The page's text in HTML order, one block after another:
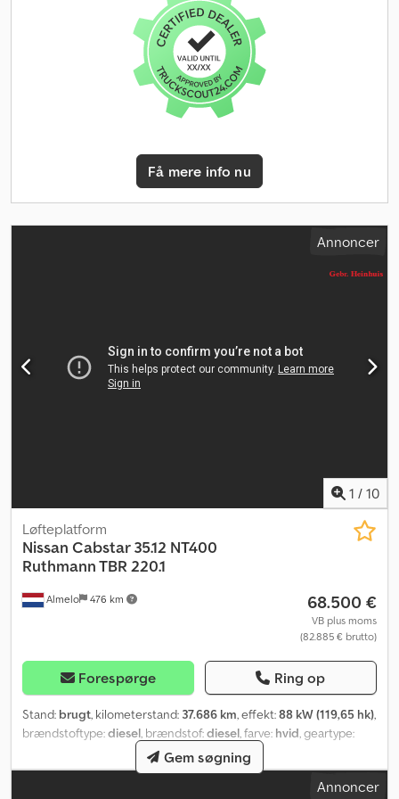
gear). Tilladt totalvægt: 3500 kg. Aksellast: 1: 1750 kg. 2: 2200 kg.
Euro 6 (AdBlue). 3 siddepladser. Radio/CD. Chjdpfx Aiszp Id Tezoa
Elektriske vindueshejs. Akselafstand: 3400 mm. Dæk: 195/70R15 (80
% dækmønster). GSR B240PX. Årgang: 2018. Driftstimer: 2784.
Maks. løftekapacitet i arbejdskurv: 250 kg / 2 personer + 90 kg.
Maks. sidekraft: 400 N. Maks. vindhastighed: 12,5 m/s. 4-punkts
støtteben. Drejbar arbejdskurv. Maks. arbejdshøjde: 24 meter.
2100 mm. H: 2750 mm. ID-nr.: 422. For alle annoncer, tilbud og
forespørgsler fra Heinhuis samt for alle af Heinhuis indgåede
kontrakter og de forudgående forhandlinger gælder Heinhuis'
accepterer du gyldigheden af Heinhuis' almindelige
forretningsbetingelser og bekræfter, at du har gjort dig bekendt
med disse betingelser. Vores priser er nettoeksportpriser. =
yderligere information:
Få mere info nu
Annoncer
1 / 10
Almelo 476 km
Løfteplatform
Nissan Cabstar 35.12 NT400
Ruthmann TBR 220.1
68.500 €
VB plus moms
(82.885 € brutto)
Forespørge Ring op
Stand: brugt, kilometerstand: 37.686 km, effekt:88 kW (119,65 hk),
brændstoftype:diesel , brændstof:diesel , farve: hvid , geartype:
, emissionsklasse:
2017, = Yderligere muligheder og tilbehør = Chodozpvmpspfx
Aizea - PTO (kraftudtag) = Noter = Nissan Cabstar 35.12 NT400.
Annoncer
Gem søgning